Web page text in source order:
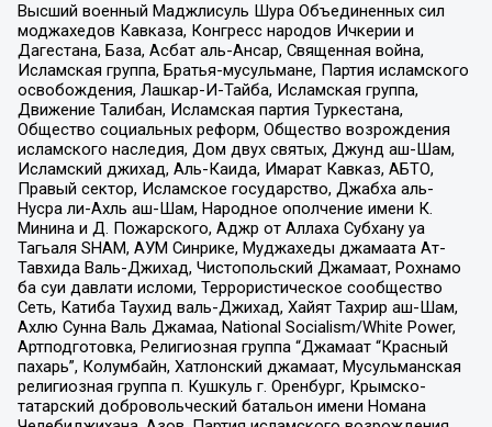
Высший военный Маджлисуль Шура Объединенных сил
моджахедов Кавказа, Конгресс народов Ичкерии и
Дагестана, База, Асбат аль-Ансар, Священная война,
Исламская группа, Братья-мусульмане, Партия исламского
освобождения, Лашкар-И-Тайба, Исламская группа,
Движение Талибан, Исламская партия Туркестана,
Общество социальных реформ, Общество возрождения
исламского наследия, Дом двух святых, Джунд аш-Шам,
Исламский джихад, Аль-Каида, Имарат Кавказ, АБТО,
Правый сектор, Исламское государство, Джабха аль-
Нусра ли-Ахль аш-Шам, Народное ополчение имени К.
Минина и Д. Пожарского, Аджр от Аллаха Субхану уа
Тагьаля SHAM, АУМ Синрике, Муджахеды джамаата Ат-
Тавхида Валь-Джихад, Чистопольский Джамаат, Рохнамо
ба суи давлати исломи, Террористическое сообщество
Сеть, Катиба Таухид валь-Джихад, Хайят Тахрир аш-Шам,
Ахлю Сунна Валь Джамаа, National Socialism/White Power,
Артподготовка, Религиозная группа “Джамаат “Красный
пахарь”, Колумбайн, Хатлонский джамаат, Мусульманская
религиозная группа п. Кушкуль г. Оренбург, Крымско-
татарский добровольческий батальон имени Номана